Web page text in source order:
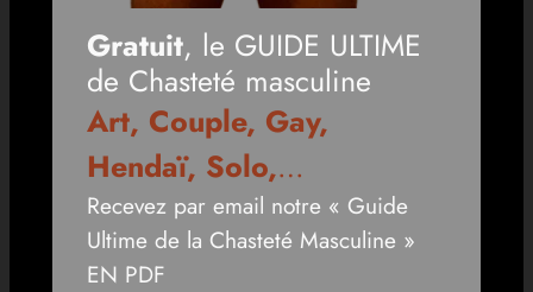
Gratuit, le GUIDE ULTIME
de Chasteté masculine
Art, Couple, Gay,
Hendaï, Solo,…
Recevez par email notre « Guide
Ultime de la Chasteté Masculine »
EN PDF